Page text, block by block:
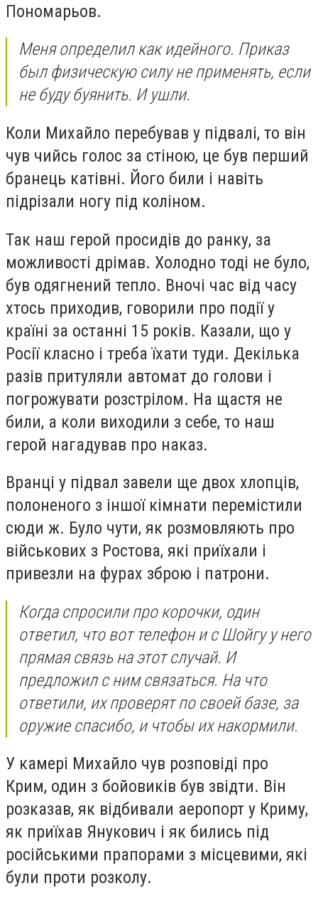
Пономарьов.
Меня определил как идейного. Приказ
был физическую силу не применять, если
не буду буянить. И ушли.
Коли Михайло перебував у підвалі, то він
чув чийсь голос за стіною, це був перший
бранець катівні. Його били і навіть
підрізали ногу під коліном.
Так наш герой просидів до ранку, за
можливості дрімав. Холодно тоді не було,
був одягнений тепло. Вночі час від часу
хтось приходив, говорили про події у
країні за останні 15 років. Казали, що у
Росії класно і треба їхати туди. Декілька
разів притуляли автомат до голови і
погрожувати розстрілом. На щастя не
били, а коли виходили з себе, то наш
герой нагадував про наказ.
Вранці у підвал завели ще двох хлопців,
полоненого з іншої кімнати перемістили
сюди ж. Було чути, як розмовляють про
військових з Ростова, які приїхали і
привезли на фурах зброю і патрони.
Когда спросили про корочки, один
ответил, что вот телефон и с Шойгу у него
прямая связь на этот случай. И
предложил с ним связаться. На что
ответили, их проверят по своей базе, за
оружие спасибо, и чтобы их накормили.
У камері Михайло чув розповіді про
Крим, один з бойовиків був звідти. Він
розказав, як відбивали аеропорт у Криму,
як приїхав Янукович і як бились під
російськими прапорами з місцевими, які
були проти розколу.